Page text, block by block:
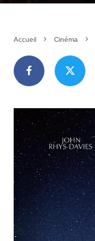
Accueil Cinéma